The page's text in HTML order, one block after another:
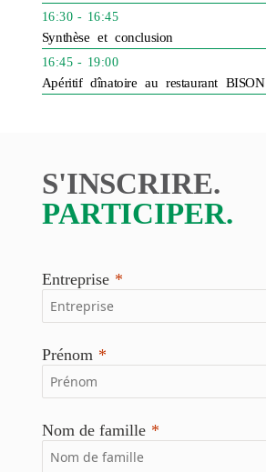
16:30 - 16:45
Synthèse et conclusion
16:45 - 19:00
Apéritif dînatoire au restaurant BISON
S'INSCRIRE.
PARTICIPER.
Entreprise
Prénom
Nom de famille